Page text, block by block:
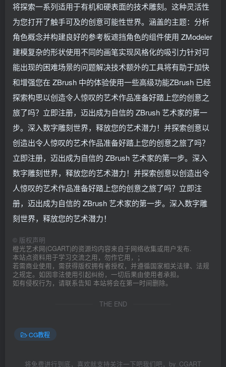
将探索一系列适用于有机和硬表面的技术雕刻。这种灵活性
为您打开了触手可及的创意可能性世界。涵盖的主题：分析
角色概念并构建良好的参考板遮挡角色的组件使用 ZModeler
建模复杂的形状使用不同的画笔实现风格化的吸引力针对可
能出现的困难场景的问题解决技术额外的工具将有助于加快
和增强您在 ZBrush 中的体验使用一些高级功能ZBrush 已经
探索构思以创造令人惊叹的艺术作品准备好踏上您的创意之
旅了吗？立即注册，迈出成为自信的 ZBrush 艺术家的第一
步。深入数字雕刻世界，释放您的艺术潜力！并探索创意以
创造出令人惊叹的艺术作品准备好踏上您的创意之旅了吗？
立即注册，迈出成为自信的 ZBrush 艺术家的第一步。深入
数字雕刻世界，释放您的艺术潜力！并探索创意以创造出令
人惊叹的艺术作品准备好踏上您的创意之旅了吗？立即注
册，迈出成为自信的 ZBrush 艺术家的第一步。深入数字雕
刻世界，释放您的艺术潜力！
© 版权声明
橙光艺术网(CGART)的资源均内容来自于网络收集或用户发布.
本站点资料用于学习交流之用，勿作它用，；
若需商业使用，需获得版权拥有者授权，并遵循国家相关法律、法规
之规定。如因非法使用引起纠纷，一切后果由使用者承担。
如有侵权行为，请联系告知 本站将会在第一时间删除。
THE END
CG教程
将免费进行到底，喜欢就支持关注一下吧我们吧，by_CGART